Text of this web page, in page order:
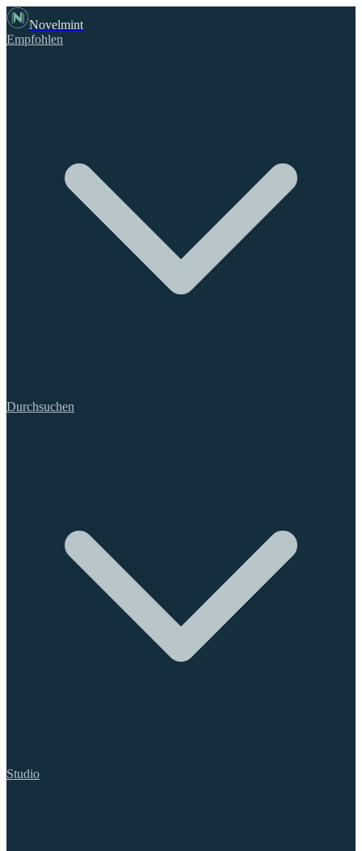
Novelmint
Empfohlen
Durchsuchen
Studio